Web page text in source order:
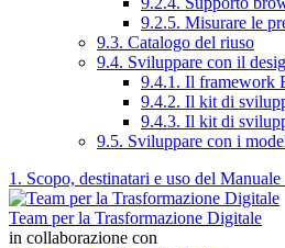
9.2.5. Misurare le
9.3. Catalogo del riuso
9.4. Sviluppare con il
9.4.1. Il framework
9.4.2. Il kit di
9.4.3. Il kit di
9.5. Sviluppare con i
1. Scopo, destinatari e uso del
Team per la Trasformazione Digitale
in collaborazione con